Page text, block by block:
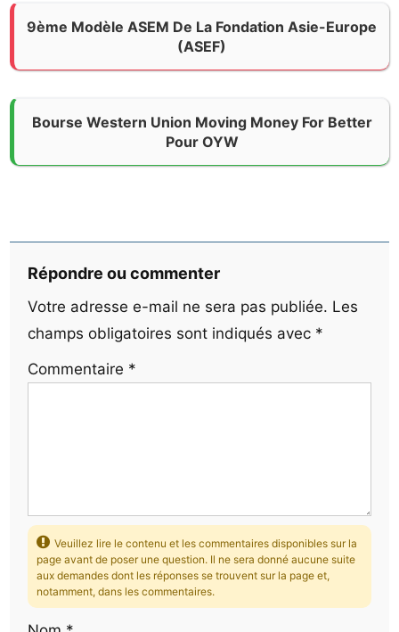
9ème Modèle ASEM De La Fondation Asie-Europe
(ASEF)
Bourse Western Union Moving Money For Better
Pour OYW
Répondre ou commenter
Votre adresse e-mail ne sera pas publiée. Les
champs obligatoires sont indiqués avec *
Commentaire *
Veuillez lire le contenu et les commentaires disponibles sur la
page avant de poser une question. Il ne sera donné aucune suite
aux demandes dont les réponses se trouvent sur la page et,
notamment, dans les commentaires.